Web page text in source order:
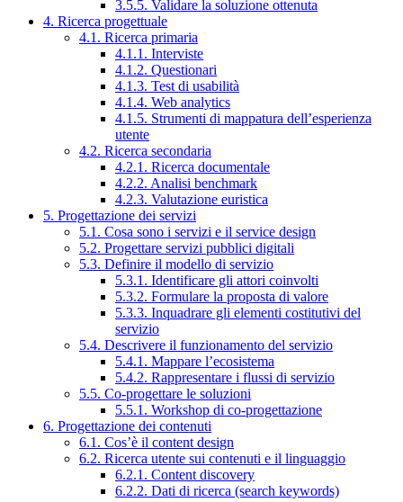
3.5.5. Validare la soluzione ottenuta
4. Ricerca progettuale
4.1. Ricerca primaria
4.1.1. Interviste
4.1.2. Questionari
4.1.3. Test di usabilità
4.1.4. Web analytics
4.1.5. Strumenti di mappatura dell’esperienza
utente
4.2. Ricerca secondaria
4.2.1. Ricerca documentale
4.2.2. Analisi benchmark
4.2.3. Valutazione euristica
5. Progettazione dei servizi
5.1. Cosa sono i servizi e il service design
5.2. Progettare servizi pubblici digitali
5.3. Definire il modello di servizio
5.3.1. Identificare gli attori coinvolti
5.3.2. Formulare la proposta di valore
5.3.3. Inquadrare gli elementi costitutivi del
servizio
5.4. Descrivere il funzionamento del servizio
5.4.1. Mappare l’ecosistema
5.4.2. Rappresentare i flussi di servizio
5.5. Co-progettare le soluzioni
5.5.1. Workshop di co-progettazione
6. Progettazione dei contenuti
6.1. Cos’è il content design
6.2. Ricerca utente sui contenuti e il linguaggio
6.2.1. Content discovery
6.2.2. Dati di ricerca (search keywords)